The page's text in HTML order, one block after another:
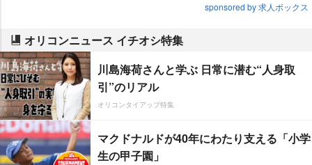
sponsored by 求人ボックス
オリコンニュース イチオシ特集
川島海荷さんと学ぶ 日常に潜む“人身取
引”のリアル
オリコンタイアップ特集
マクドナルドが40年にわたり支える「小学
生の甲子園」